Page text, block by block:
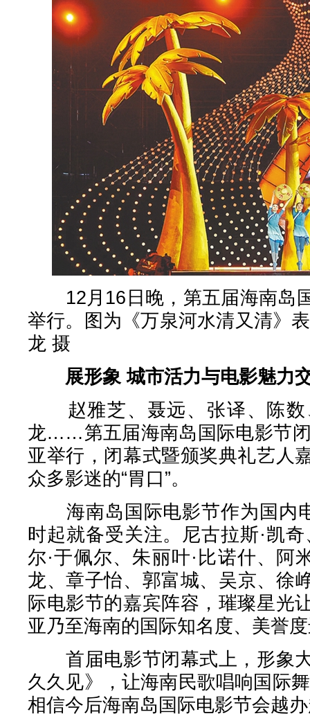
12月16日晚，第五届海南岛
举行。图为《万泉河水清又清》
龙 摄
展形象 城市活力与电影魅力
赵雅芝、聂远、张译、陈数
龙……第五届海南岛国际电影节
亚举行，闭幕式暨颁奖典礼艺人
众多影迷的“胃口”。
海南岛国际电影节作为国内电
时起就备受关注。尼古拉斯·凯
尔·于佩尔、朱丽叶·比诺什、阿
龙、章子怡、郭富城、吴京、
际电影节的嘉宾阵容，璀璨星光
亚乃至海南的国际知名度、美誉
首届电影节闭幕式上，形象
久久见》，让海南民歌唱响国际
相信今后海南岛国际电影节会越